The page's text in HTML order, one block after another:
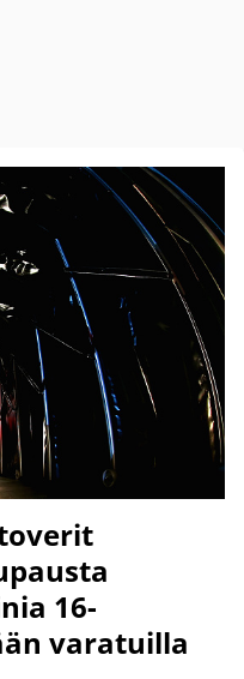
16-
varatuilla